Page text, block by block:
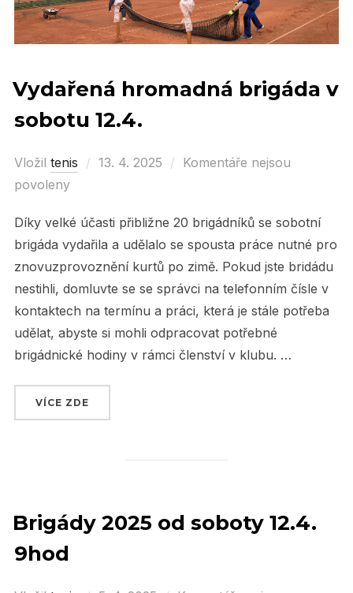
Vydařená hromadná brigáda v
sobotu 12.4.
Vložil tenis
Posted
13. 4. 2025
Komentáře nejsou
povoleny
Díky velké účasti přibližne 20 brigádníků se sobotní
brigáda vydařila a udělalo se spousta práce nutné pro
znovuzprovoznění kurtů po zimě. Pokud jste bridádu
nestihli, domluvte se se správci na telefonním čísle v
kontaktech na termínu a práci, která je stále potřeba
udělat, abyste si mohli odpracovat potřebné
brigádnické hodiny v rámci členství v klubu. …
VÍCE ZDE
Brigády 2025 od soboty 12.4.
9hod